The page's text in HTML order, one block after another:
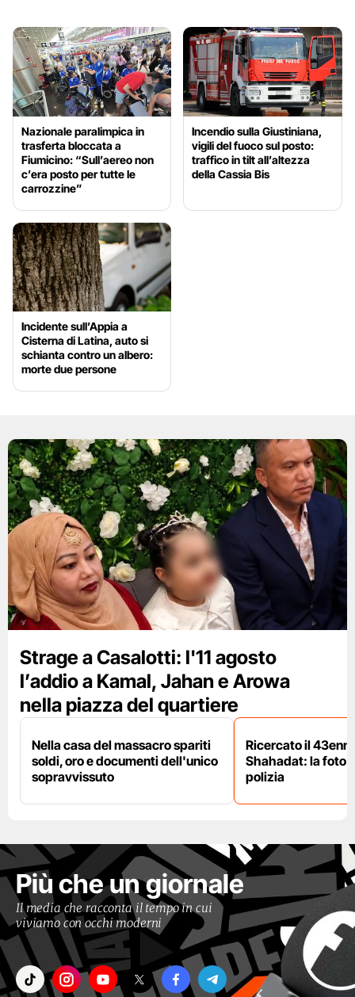
Nazionale paralimpica in
trasferta bloccata a
Fiumicino: “Sull’aereo non
c’era posto per tutte le
carrozzine”
Incendio sulla Giustiniana,
vigili del fuoco sul posto:
traffico in tilt all’altezza
della Cassia Bis
Incidente sull’Appia a
Cisterna di Latina, auto si
schianta contro un albero:
morte due persone
Strage a Casalotti: l'11 agosto
l’addio a Kamal, Jahan e Arowa
nella piazza del quartiere
Nella casa del massacro spariti
soldi, oro e documenti dell'unico
sopravvissuto
Ricercato il
Shahadat: la foto
polizia
Più che un giornale
Il media che racconta il tempo in cui
viviamo con occhi moderni